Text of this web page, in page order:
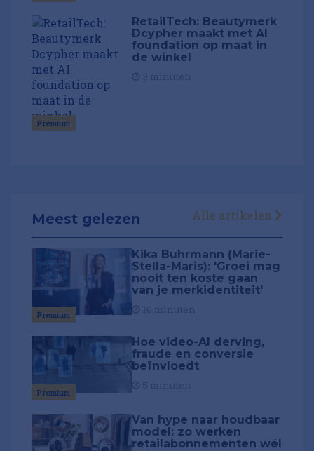
Premium
RetailTech: Beautymerk
Dcypher maakt met AI
foundation op maat in
de winkel
Meest gelezen Alle artikelen
Premium
Kika Buhrmann (Marie-
Stella-Maris): 'Groei mag
nooit ten koste gaan
van je merkidentiteit'
Premium
Hoe video-AI derving,
fraude en conversie
beïnvloedt
Van hype naar houdbaar
model: zo werken
retailabonnementen wél